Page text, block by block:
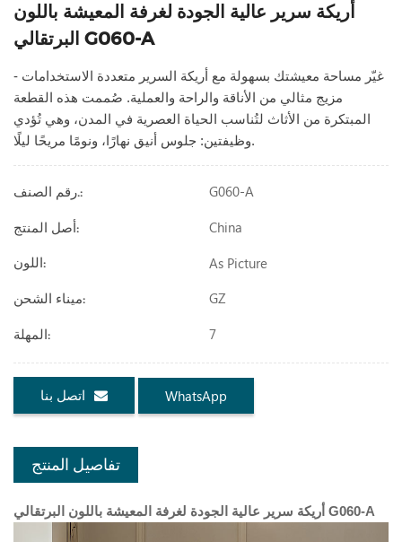
أريكة سرير عالية الجودة لغرفة المعيشة باللون
البرتقالي G060-A
غيّر مساحة معيشتك بسهولة مع أريكة السرير متعددة الاستخدامات -
مزيج مثالي من الأناقة والراحة والعملية. صُممت هذه القطعة
المبتكرة من الأثاث لتُناسب الحياة العصرية في المدن، وهي تُؤدي
وظيفتين: جلوس أنيق نهارًا، ونومًا مريحًا ليلًا.
رقم الصنف.: G060-A
أصل المنتج: China
اللون: As Picture
ميناء الشحن: GZ
المهلة: 7
اتصل بنا WhatsApp
تفاصيل المنتج
أريكة سرير عالية الجودة لغرفة المعيشة باللون البرتقالي G060-A